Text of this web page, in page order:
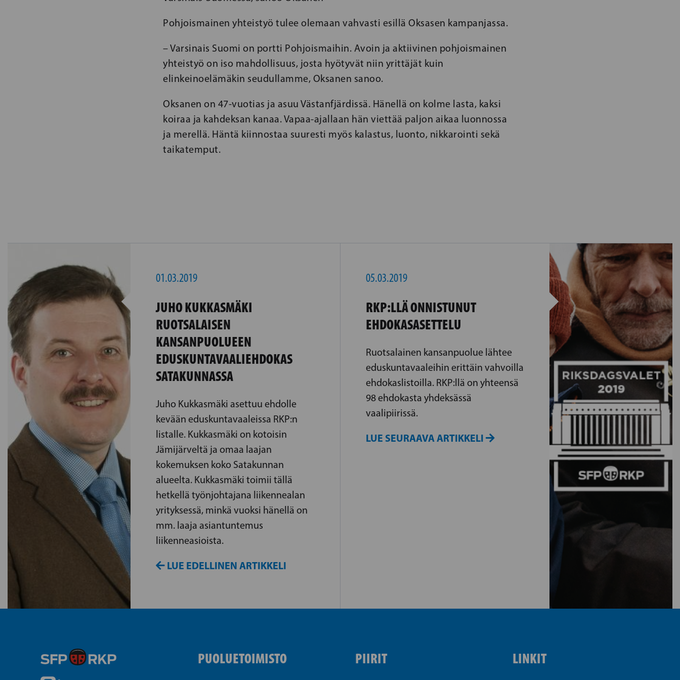
Pohjoismainen yhteistyö tulee olemaan vahvasti esillä Oksasen kampanjassa.
– Varsinais Suomi on portti Pohjoismaihin. Avoin ja aktiivinen pohjoismainen
yhteistyö on iso mahdollisuus, josta hyötyvät niin yrittäjät kuin
elinkeinoelämäkin seudullamme, Oksanen sanoo.
Oksanen on 47-vuotias ja asuu Västanfjärdissä. Hänellä on kolme lasta, kaksi
koiraa ja kahdeksan kanaa. Vapaa-ajallaan hän viettää paljon aikaa luonnossa
ja merellä. Häntä kiinnostaa suuresti myös kalastus, luonto, nikkarointi sekä
taikatemput.
01.03.2019
JUHO KUKKASMÄKI
RUOTSALAISEN
KANSANPUOLUEEN
EDUSKUNTAVAALIEHDOKAS
SATAKUNNASSA
Juho Kukkasmäki asettuu ehdolle
kevään eduskuntavaaleissa RKP:n
listalle. Kukkasmäki on kotoisin
Jämijärveltä ja omaa laajan
kokemuksen koko Satakunnan
alueelta. Kukkasmäki toimii tällä
hetkellä työnjohtajana liikennealan
yrityksessä, minkä vuoksi hänellä on
mm. laaja asiantuntemus
liikenneasioista.
LUE EDELLINEN ARTIKKELI
05.03.2019
RKP:LLÄ ONNISTUNUT
EHDOKASASETTELU
Ruotsalainen kansanpuolue lähtee
eduskuntavaaleihin erittäin vahvoilla
ehdokaslistoilla. RKP:llä on yhteensä
98 ehdokasta yhdeksässä
vaalipiirissä.
LUE SEURAAVA ARTIKKELI
PUOLUETOIMISTO PIIRIT LINKIT